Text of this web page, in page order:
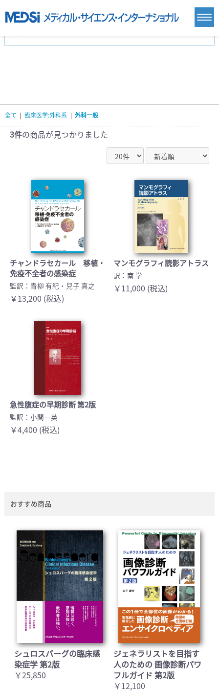
臨床医学:一般(359) 臨床医学:内科系(407)
基礎医学(93)
看護学(21)
医療技術(16)
栄養学(0)
薬学(7)
医学一般(91) マルチメディア(0)
全て | 臨床医学:外科系 | 外科一般
3件の商品が見つかりました
チャンドラセカール 移植・
免疫不全者の感染症
監訳：青柳 有紀・兒子 真之
￥13,200 (税込)
マンモグラフィ読影アトラス
訳：南 学
￥11,000 (税込)
急性腹症の早期診断 第2版
監訳：小関一英
￥4,400 (税込)
おすすめ商品
シュロスバーグの臨床感
染症学 第2版
￥25,850
ジェネラリストを目指す
人のための 画像診断パワ
フルガイド 第2版
￥12,100